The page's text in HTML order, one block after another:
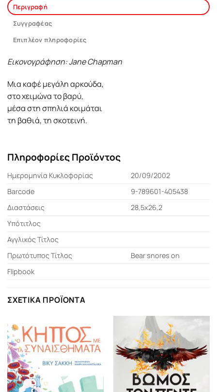
Περιγραφή
Συγγραφέας
Επιπλέον πληροφορίες
Εικονογράφηση: Jane Chapman
Μια καφέ μεγάλη αρκούδα,
στο χειμώνα το βαρύ,
μέσα στη σπηλιά κοιμάται
τη βαθιά, τη σκοτεινή.
Πληροφορίες Προϊόντος
Ημερομηνία Κυκλοφορίας
20/09/2002
Barcode
9-789601-405438
Διαστάσεις
28,5x26,2
Υπότιτλος
Αγγλικός Τίτλος
Πρωτότυπος Τίτλος
Bear snores on
Flipbook
ΣΧΕΤΙΚΆ ΠΡΟΪΌΝΤΑ